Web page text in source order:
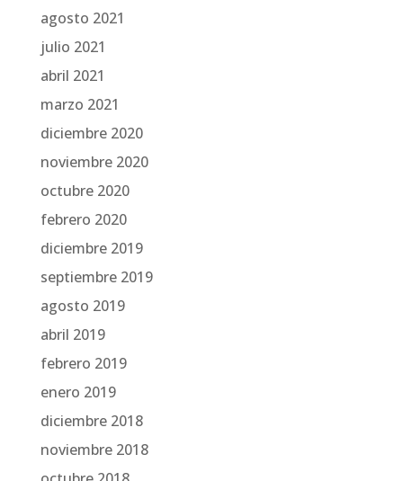
agosto 2021
julio 2021
abril 2021
marzo 2021
diciembre 2020
noviembre 2020
octubre 2020
febrero 2020
diciembre 2019
septiembre 2019
agosto 2019
abril 2019
febrero 2019
enero 2019
diciembre 2018
noviembre 2018